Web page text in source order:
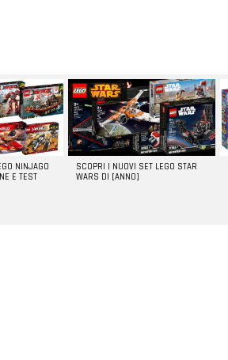
NINJAGO
E TEST
SCOPRI I NUOVI SET LEGO STAR
WARS DI [ANNO]